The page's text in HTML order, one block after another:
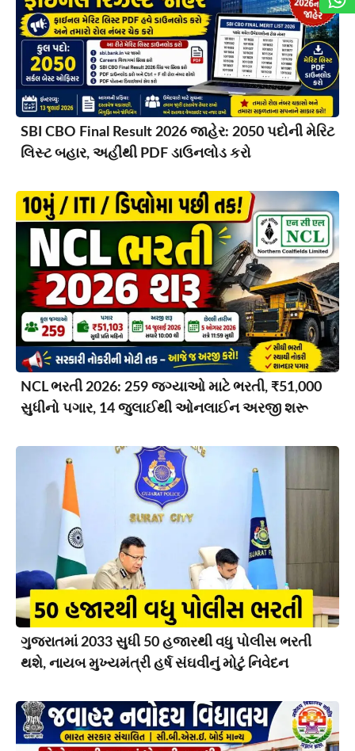
SBI CBO Final Result 2026 જાહેર: 2050 પદોની મેરિટ
લિસ્ટ બહાર, અહીંથી PDF ડાઉનલોડ કરો
NCL ભરતી 2026: 259 જગ્યાઓ માટે ભરતી, ₹51,000
સુધીનો પગાર, 14 જુલાઈથી ઓનલાઈન અરજી શરૂ
ગુજરાતમાં 2033 સુધી 50 હજારથી વધુ પોલીસ ભરતી
થશે, નાયબ મુખ્યમંત્રી હર્ષ સંઘવીનું મોટું નિવેદન